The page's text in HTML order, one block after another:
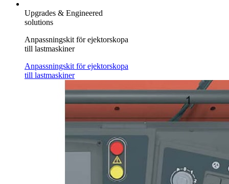
Upgrades & Engineered
solutions
Anpassningskit för ejektorskopa
till lastmaskiner
Anpassningskit för ejektorskopa
till lastmaskiner